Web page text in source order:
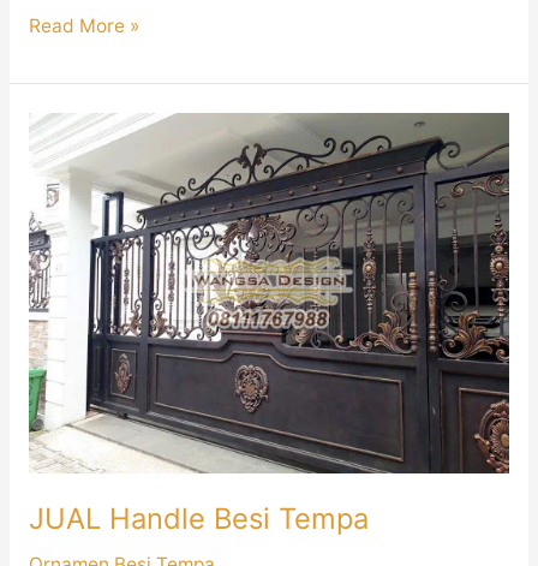
Read More »
JUAL Handle Besi Tempa
JUAL
Handle
Besi
Tempa